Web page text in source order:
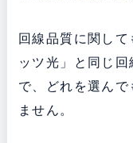
回線品質に関し
ッツ光」と同じ
で、どれを選んで
ません。